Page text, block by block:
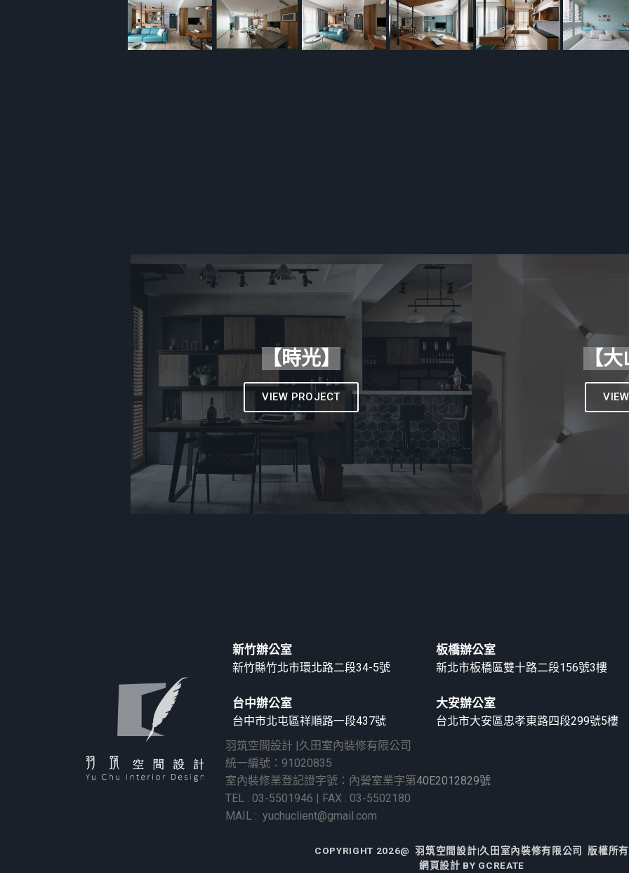
【時光】
VIEW PROJECT
【
新竹辦公室
新竹縣竹北市環北路二段34-5號
台中辦公室
台中市北屯區祥順路一段437號
板橋辦公室
新北市板橋區雙十路二段156號3樓
大安辦公室
台北市大安區忠孝東路四段299號5樓
羽筑空間設計 |久田室內裝修有限公司
統一編號：91020835
室內裝修業登記證字號：內營室業字第40E2012829號
TEL : 03-5501946 | FAX : 03-5502180
MAIL : yuchuclient@gmail.com
COPYRIGHT 2026@ 羽筑空間設計|久田室內裝修有限公司 版權所有
網頁設計 BY GCREATE